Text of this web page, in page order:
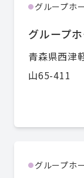
● グループホ
グループ
青森県西津
山65-411
● グループホ